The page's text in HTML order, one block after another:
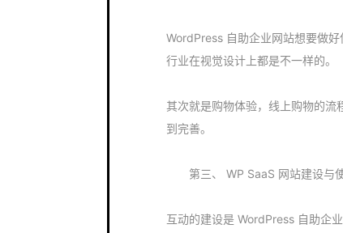
WordPress 自助企业网站想要做
行业在视觉设计上都是不一样的。
其次就是购物体验，线上购物的流
到完善。
第三、 WP SaaS 网站建设与使
互动的建设是 WordPress 自助企